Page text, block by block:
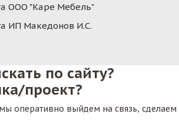
ООО "Каре Мебель"
ИП Македонов И.С.
по сайту?
проект?
оперативно выйдем на связь, сделаем